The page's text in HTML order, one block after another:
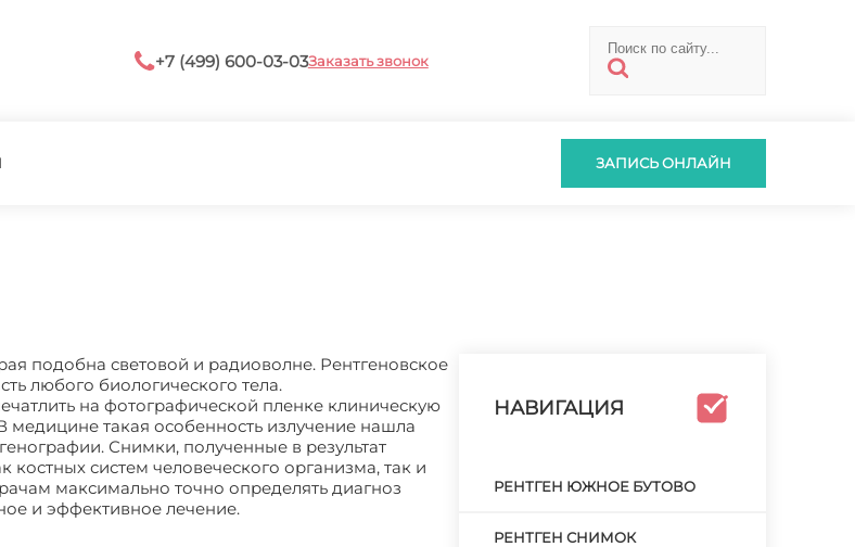
+7 (499) 600-03-03Заказать звонок
ЗАПИСЬ ОНЛАЙН
подобна световой и радиоволне. Рентгеновское
любого биологического тела.
на фотографической пленке клиническую
медицине такая особенность излучение нашла
Снимки, полученные в результат
систем человеческого организма, так и
максимально точно определять диагноз
и эффективное лечение.
НАВИГАЦИЯ
РЕНТГЕН ЮЖНОЕ БУТОВО
РЕНТГЕН СНИМОК